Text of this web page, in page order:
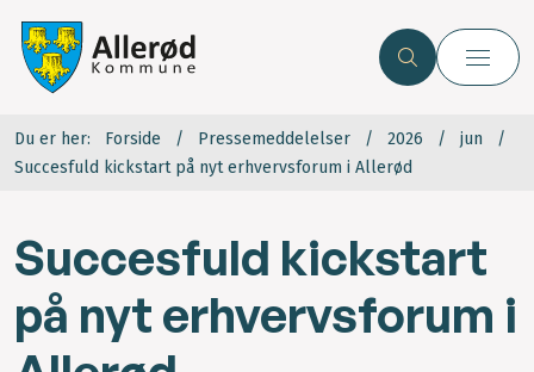
Du er her: Forside Pressemeddelelser 2026
jun
Succesfuld kickstart på nyt erhvervsforum i Allerød
Succesfuld kickstart
på nyt erhvervsforum i